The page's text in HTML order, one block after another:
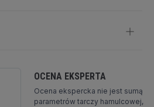
OCENA EKSPERTA
Ocena ekspercka nie jest sumą
parametrów tarczy hamulcowej,